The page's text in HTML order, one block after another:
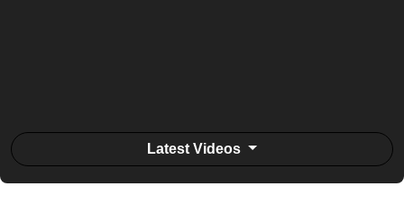
Latest Videos